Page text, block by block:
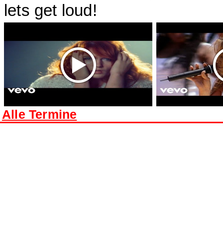
lets get loud!
Alle Termine